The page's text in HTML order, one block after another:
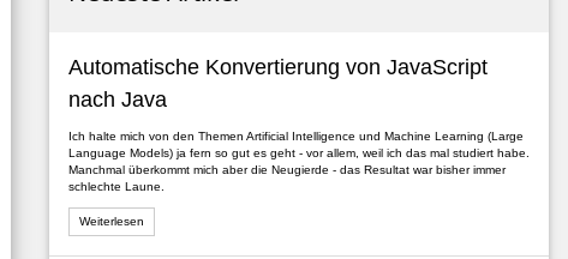
Automatische Konvertierung von JavaScript
nach Java
Ich halte mich von den Themen Artificial Intelligence und Machine Learning (Large
Language Models) ja fern so gut es geht - vor allem, weil ich das mal studiert habe.
Manchmal überkommt mich aber die Neugierde - das Resultat war bisher immer
schlechte Laune.
Weiterlesen